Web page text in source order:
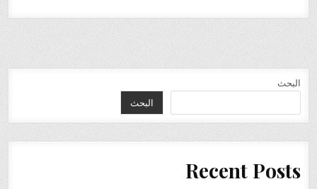
البحث
البحث
Recent Posts